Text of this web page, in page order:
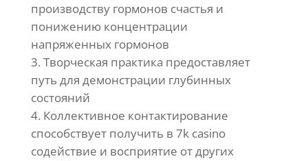
производству гормонов счастья и
понижению концентрации
напряженных гормонов
Творческая практика предоставляет
путь для демонстрации глубинных
состояний
Коллективное контактирование
способствует получить в 7k casino
содействие и восприятие от других